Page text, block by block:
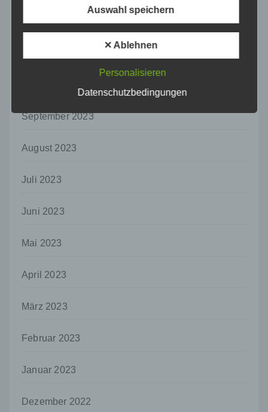
Dezember 2023
September 2023
August 2023
Juli 2023
Juni 2023
Mai 2023
April 2023
März 2023
Februar 2023
Januar 2023
Dezember 2022
Markierung gespeicherter
personenbezogener Daten mit dem Ziel, ihre
Profiling ist jede Art der automatisierten
darin besteht, dass diese
die sich auf eine natürliche Person beziehen,
bezüglich Arbeitsleistung, wirtschaftlicher
Aufenthaltsort oder Ortswechsel dieser
Pseudonymisierung ist die Verarbeitung
ohne Hinzuziehung zusätzlicher
betroffenen Person zugeordnet werden
und technischen und organisatorischen
einer identifizierten oder identifizierbaren
Auswahl speichern
✕ Ablehnen
Personalisieren
Datenschutzbedingungen